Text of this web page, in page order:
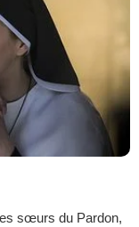
sœurs du Pardon,